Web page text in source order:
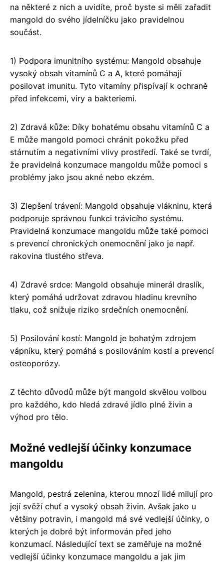
na některé z nich a uvidíte, proč byste si měli zařadit
mangold do svého jídelníčku jako pravidelnou
součást.
1) Podpora imunitního systému: Mangold obsahuje
vysoký obsah vitamínů C a A, které pomáhají
posilovat imunitu. Tyto vitamíny přispívají k ochraně
před infekcemi, viry a bakteriemi.
2) Zdravá kůže: Díky bohatému obsahu vitamínů C a
E může mangold pomoci chránit pokožku před
stárnutím a negativními vlivy prostředí. Také se tvrdí,
že pravidelná konzumace mangoldu může pomoci s
problémy jako jsou akné nebo ekzém.
3) Zlepšení trávení: Mangold obsahuje vlákninu, která
podporuje správnou funkci trávicího systému.
Pravidelná konzumace mangoldu může také pomoci
s prevencí chronických onemocnění jako je např.
rakovina tlustého střeva.
4) Zdravé srdce: Mangold obsahuje minerál draslík,
který pomáhá udržovat zdravou hladinu krevního
tlaku, což snižuje riziko srdečních onemocnění.
5) Posilování kostí: Mangold je bohatým zdrojem
vápníku, který pomáhá s posilováním kostí a prevencí
osteoporózy.
Z těchto důvodů může být mangold skvělou volbou
pro každého, kdo hledá zdravé jídlo plné živin a
výhod pro tělo.
Možné vedlejší účinky konzumace
mangoldu
Mangold, pestrá zelenina, kterou mnozí lidé milují pro
její svěží chuť a vysoký obsah živin. Avšak jako u
většiny potravin, i mangold má své vedlejší účinky, o
kterých je dobré být informován před jeho
konzumací. Následující text se zaměřuje na možné
vedlejší účinky konzumace mangoldu a jak jim